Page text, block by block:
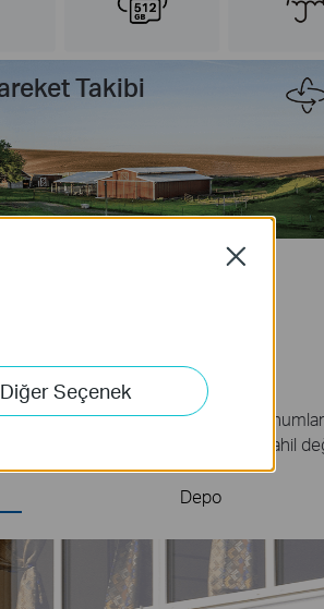
Takibi
evler, depolar ve çiftlikler gibi
için sadece bir 4G SIM kartı (dahil
Depo
Diğer Seçenek
Close